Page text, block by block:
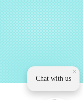
×
Chat with us